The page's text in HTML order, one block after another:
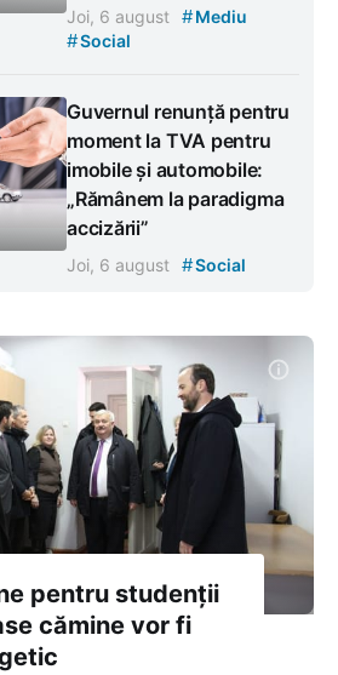
Joi, 6 august #Mediu
#Social
Guvernul renunță pentru
moment la TVA pentru
imobile și automobile:
„Rămânem la paradigma
accizării”
Joi, 6 august #Social
pentru studenții
cămine vor fi